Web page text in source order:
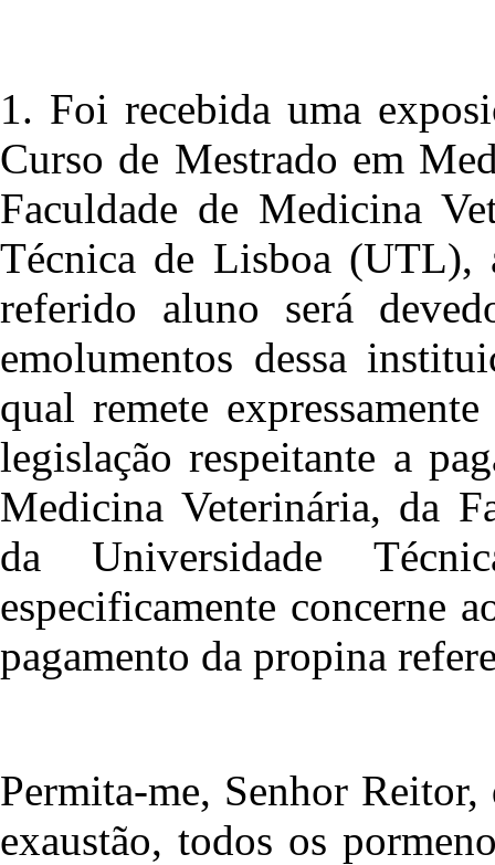
1. Foi recebida uma
Curso de Mestrado em
Faculdade de Medicina
Técnica de Lisboa (UTL),
referido aluno será
emolumentos dessa
qual remete
legislação respeitante a
Medicina Veterinária, da
da Universidade
especificamente concerne
pagamento da propina
Permita-me, Senhor
exaustão, todos os